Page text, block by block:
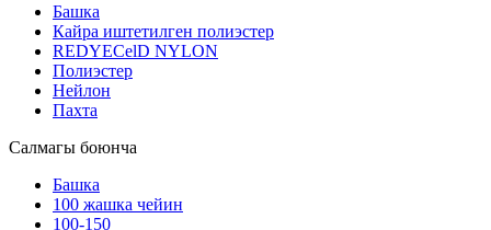
Башка
Кайра иштетилген полиэстер
REDYECelD NYLON
Полиэстер
Нейлон
Пахта
Салмагы боюнча
Башка
100 жашка чейин
100-150